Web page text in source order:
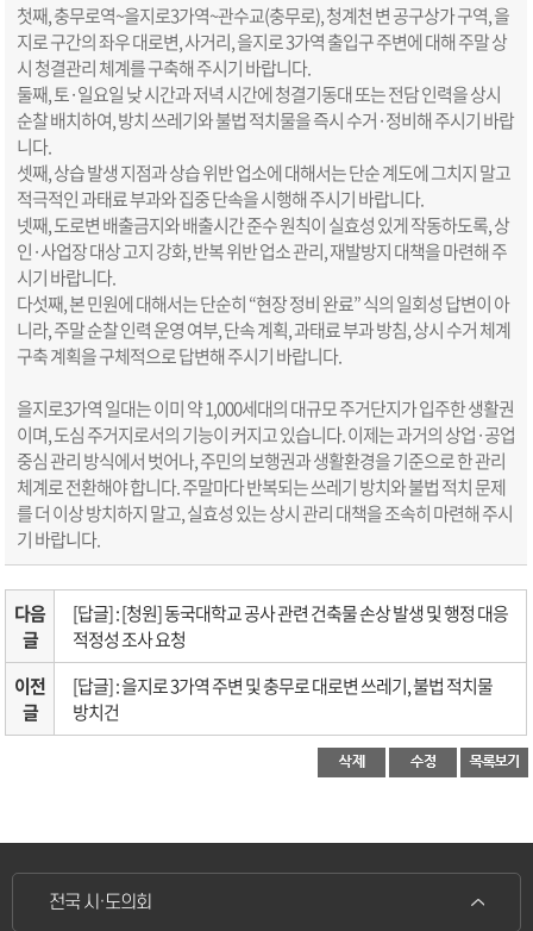
첫째, 충무로역~을지로3가역~관수교(충무로), 청계천 변 공구상가 구역, 을
지로 구간의 좌우 대로변, 사거리, 을지로 3가역 출입구 주변에 대해 주말 상
시 청결관리 체계를 구축해 주시기 바랍니다.
둘째, 토·일요일 낮 시간과 저녁 시간에 청결기동대 또는 전담 인력을 상시
순찰 배치하여, 방치 쓰레기와 불법 적치물을 즉시 수거·정비해 주시기 바랍
니다.
셋째, 상습 발생 지점과 상습 위반 업소에 대해서는 단순 계도에 그치지 말고
적극적인 과태료 부과와 집중 단속을 시행해 주시기 바랍니다.
넷째, 도로변 배출금지와 배출시간 준수 원칙이 실효성 있게 작동하도록, 상
인·사업장 대상 고지 강화, 반복 위반 업소 관리, 재발방지 대책을 마련해 주
시기 바랍니다.
다섯째, 본 민원에 대해서는 단순히 “현장 정비 완료” 식의 일회성 답변이 아
니라, 주말 순찰 인력 운영 여부, 단속 계획, 과태료 부과 방침, 상시 수거 체계
구축 계획을 구체적으로 답변해 주시기 바랍니다.
을지로3가역 일대는 이미 약 1,000세대의 대규모 주거단지가 입주한 생활권
이며, 도심 주거지로서의 기능이 커지고 있습니다. 이제는 과거의 상업·공업
중심 관리 방식에서 벗어나, 주민의 보행권과 생활환경을 기준으로 한 관리
체계로 전환해야 합니다. 주말마다 반복되는 쓰레기 방치와 불법 적치 문제
를 더 이상 방치하지 말고, 실효성 있는 상시 관리 대책을 조속히 마련해 주시
기 바랍니다.
다음
글
[답글] : [청원] 동국대학교 공사 관련 건축물 손상 발생 및 행정 대응
적정성 조사 요청
이전
글
[답글] : 을지로 3가역 주변 및 충무로 대로변 쓰레기, 불법 적치물
방치건
전국 시·도의회